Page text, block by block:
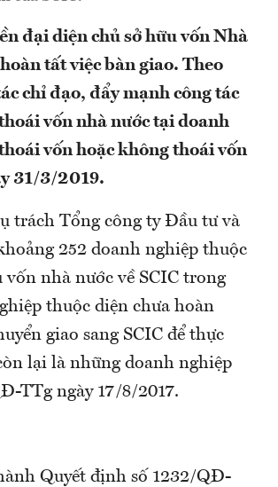
đại diện chủ sở hữu vốn Nhà
tất việc bàn giao. Theo
chỉ đạo, đẩy mạnh công tác
vốn nhà nước tại doanh
vốn hoặc không thoái vốn
31/3/2019.
trách Tổng công ty Đầu tư và
252 doanh nghiệp thuộc
vốn nhà nước về SCIC trong
thuộc diện chưa hoàn
giao sang SCIC để thực
lại là những doanh nghiệp
TTg ngày 17/8/2017.
Quyết định số 1232/QĐ-